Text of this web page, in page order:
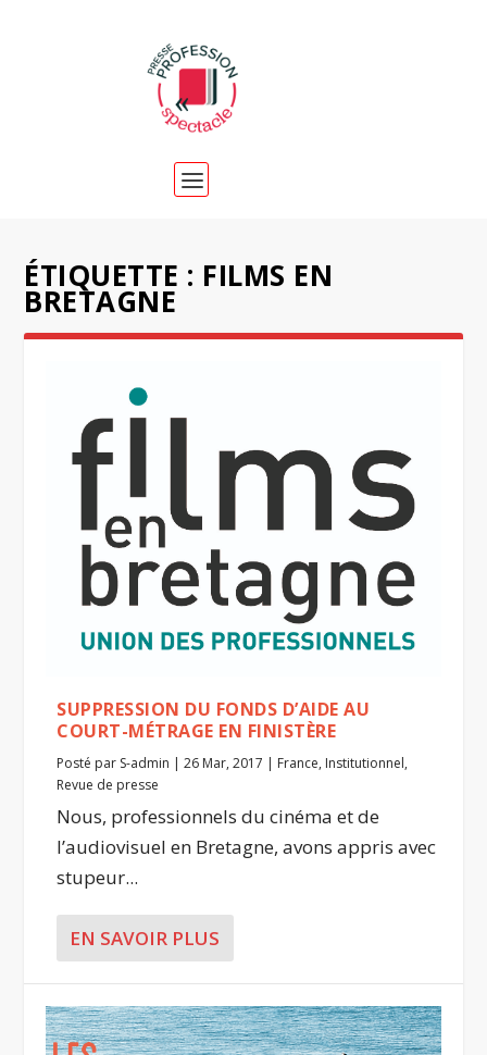
ÉTIQUETTE : FILMS EN
BRETAGNE
SUPPRESSION DU FONDS D’AIDE AU
COURT-MÉTRAGE EN FINISTÈRE
Posté par S-admin |26 Mar, 2017 | France, Institutionnel,
Revue de presse
Nous, professionnels du cinéma et de
l’audiovisuel en Bretagne, avons appris avec
stupeur...
EN SAVOIR PLUS